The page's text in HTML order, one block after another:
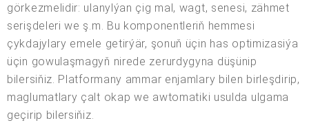
görkezmelidir: ulanylýan çig mal, wagt, senesi, zähmet
serişdeleri we ş.m. Bu komponentleriň hemmesi
çykdajylary emele getirýär, şonuň üçin has optimizasiýa
üçin gowulaşmagyň nirede zerurdygyna düşünip
bilersiňiz. Platformany ammar enjamlary bilen birleşdirip,
maglumatlary çalt okap we awtomatiki usulda ulgama
geçirip bilersiňiz.